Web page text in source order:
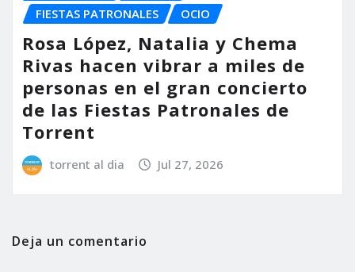
FIESTAS PATRONALES
OCIO
Rosa López, Natalia y Chema
Rivas hacen vibrar a miles de
personas en el gran concierto
de las Fiestas Patronales de
Torrent
torrent al dia Jul 27, 2026
Deja un comentario